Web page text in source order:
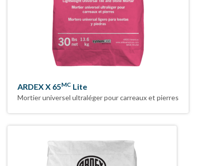
ARDEX X 65MC Lite
Mortier universel ultraléger pour carreaux et pierres